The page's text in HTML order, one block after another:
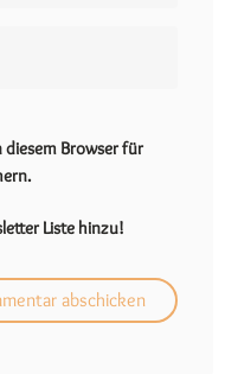
diesem Browser für
Liste hinzu!